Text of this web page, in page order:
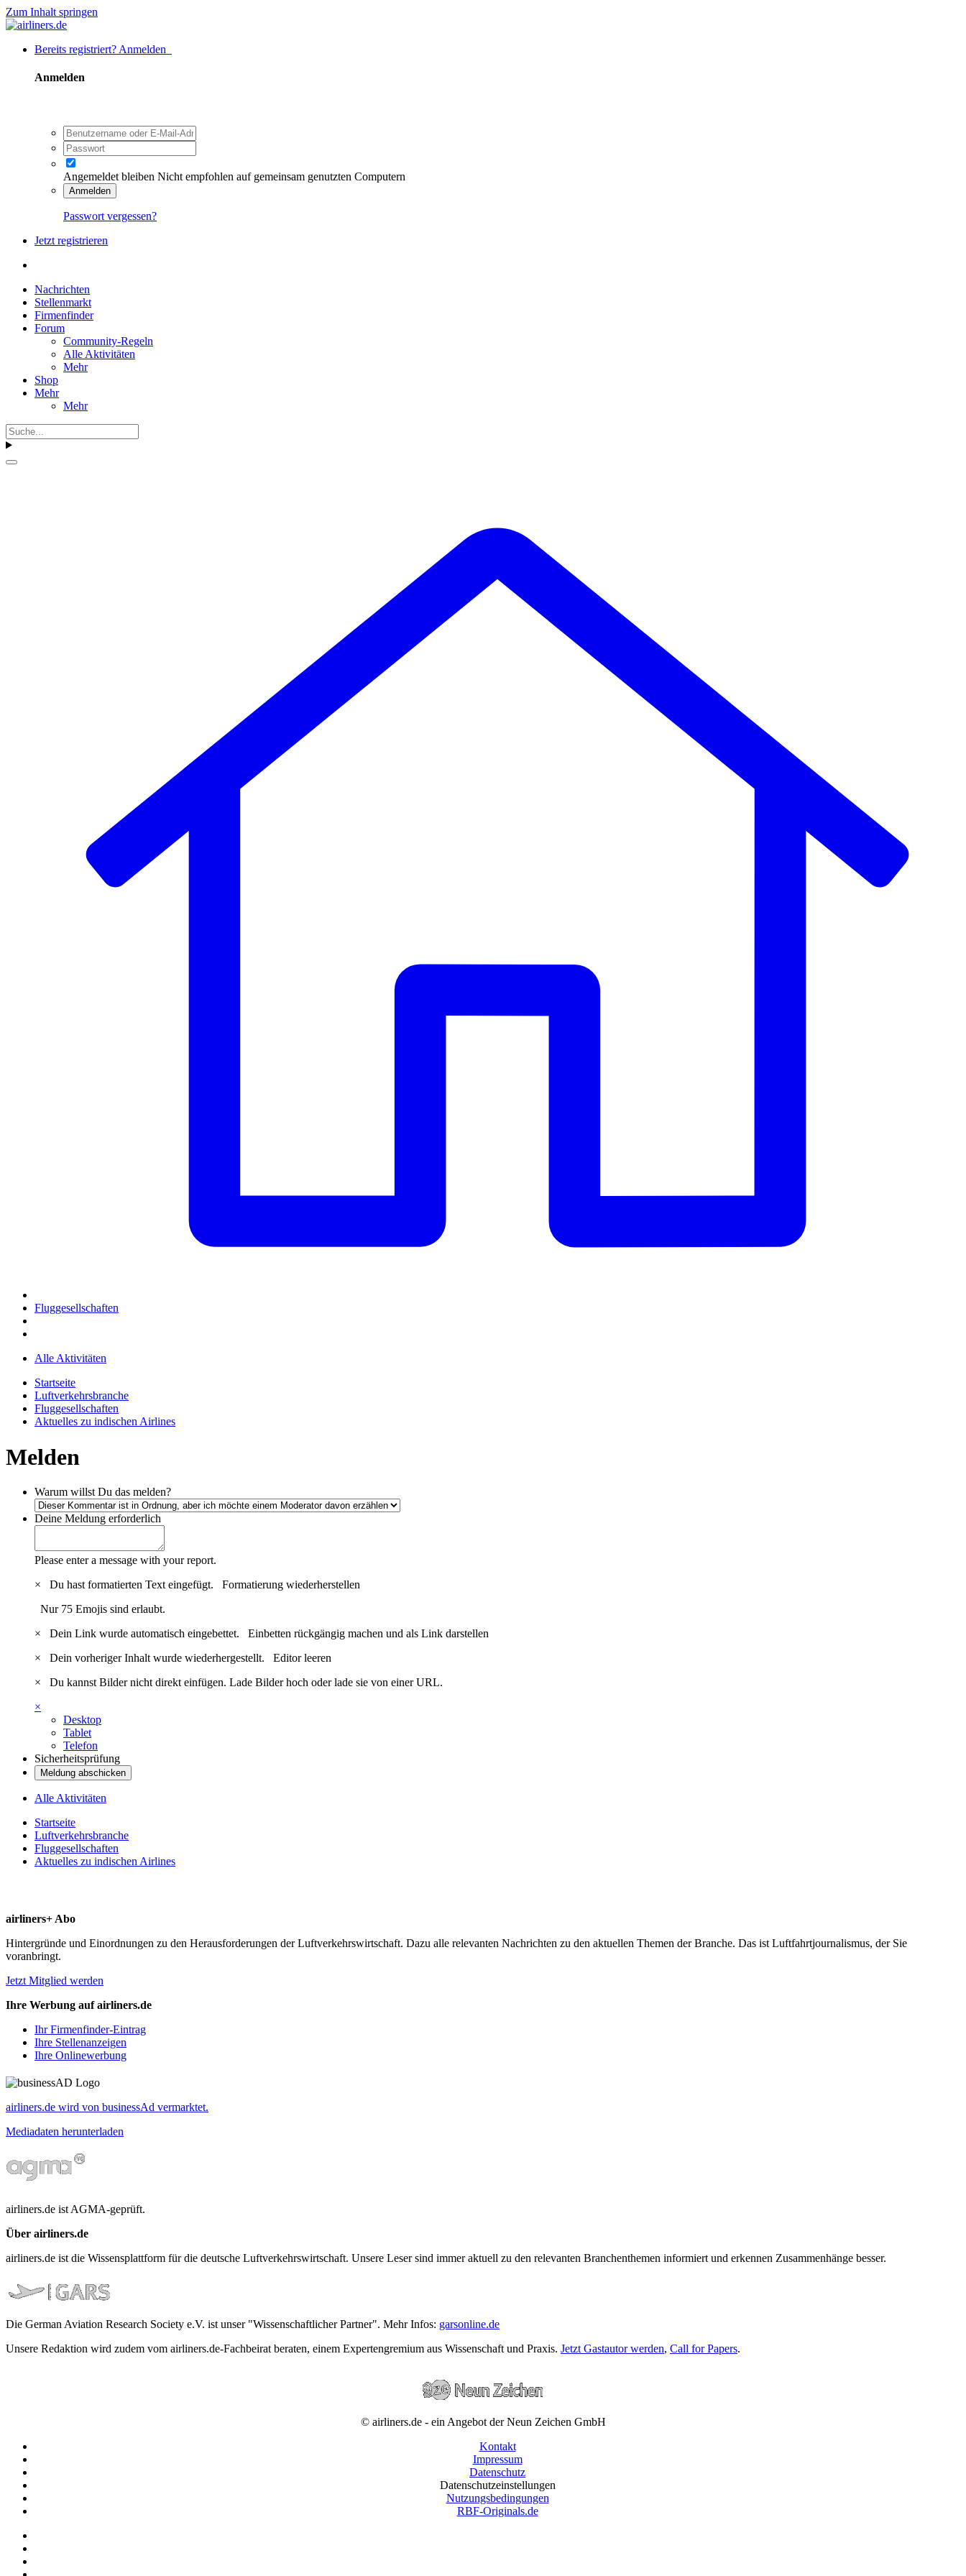
Zum Inhalt springen
Bereits registriert? Anmelden
Anmelden
Angemeldet bleiben Nicht empfohlen auf gemeinsam genutzten Computern
Anmelden
Passwort vergessen?
Jetzt registrieren
Nachrichten
Stellenmarkt
Firmenfinder
Forum
Community-Regeln
Alle Aktivitäten
Mehr
Shop
Mehr
Mehr
Fluggesellschaften
Alle Aktivitäten
Startseite
Luftverkehrsbranche
Fluggesellschaften
Aktuelles zu indischen Airlines
Melden
Warum willst Du das melden?
Deine Meldung erforderlich
Please enter a message with your report.
×
Du hast formatierten Text eingefügt. Formatierung wiederherstellen
Nur 75 Emojis sind erlaubt.
×
Dein Link wurde automatisch eingebettet. Einbetten rückgängig machen und als Link darstellen
×
Dein vorheriger Inhalt wurde wiederhergestellt. Editor leeren
×
Du kannst Bilder nicht direkt einfügen. Lade Bilder hoch oder lade sie von einer URL.
×
Desktop
Tablet
Telefon
Sicherheitsprüfung
Meldung abschicken
Alle Aktivitäten
Startseite
Luftverkehrsbranche
Fluggesellschaften
Aktuelles zu indischen Airlines
airliners+ Abo
Hintergründe und Einordnungen zu den Herausforderungen der Luftverkehrswirtschaft. Dazu alle relevanten Nachrichten zu den aktuellen Themen der Branche. Das ist Luftfahrtjournalismus, der Sie
voranbringt.
Jetzt Mitglied werden
Ihre Werbung auf airliners.de
Ihr Firmenfinder-Eintrag
Ihre Stellenanzeigen
Ihre Onlinewerbung
airliners.de wird von businessAd vermarktet.
Mediadaten herunterladen
airliners.de ist AGMA-geprüft.
Über airliners.de
airliners.de ist die Wissensplattform für die deutsche Luftverkehrswirtschaft. Unsere Leser sind immer aktuell zu den relevanten Branchenthemen informiert und erkennen Zusammenhänge besser.
Die German Aviation Research Society e.V. ist unser "Wissenschaftlicher Partner". Mehr Infos: garsonline.de
Unsere Redaktion wird zudem vom airliners.de-Fachbeirat beraten, einem Expertengremium aus Wissenschaft und Praxis. Jetzt Gastautor werden, Call for Papers.
© airliners.de - ein Angebot der Neun Zeichen GmbH
Kontakt
Impressum
Datenschutz
Datenschutzeinstellungen
Nutzungsbedingungen
RBF-Originals.de